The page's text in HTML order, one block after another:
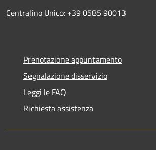
Centralino Unico: +39 0585 90013
Prenotazione appuntamento
Segnalazione disservizio
Leggi le FAQ
Richiesta assistenza